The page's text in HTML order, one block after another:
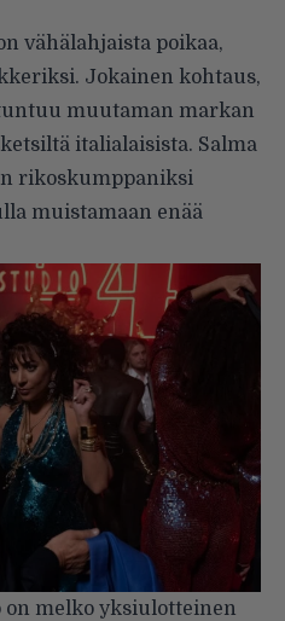
vähälahjaista poikaa,
Jokainen kohtaus,
muutaman markan
italialaisista. Salma
rikoskumppaniksi
muistamaan enää
melko yksiulotteinen